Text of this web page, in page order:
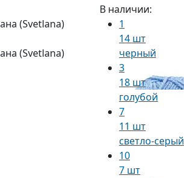
В наличии:
1
14 шт
черный
3
18 шт
голубой
7
11 шт
светло-серый
10
7 шт